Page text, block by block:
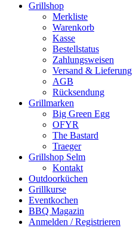
Grillshop
Merkliste
Warenkorb
Kasse
Bestellstatus
Zahlungsweisen
Versand & Lieferung
AGB
Rücksendung
Grillmarken
Big Green Egg
OFYR
The Bastard
Traeger
Grillshop Selm
Kontakt
Outdoorküchen
Grillkurse
Eventkochen
BBQ Magazin
Anmelden / Registrieren